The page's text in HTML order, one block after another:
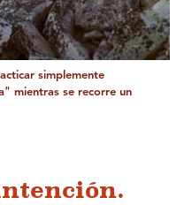
simplemente
mientras se recorre un